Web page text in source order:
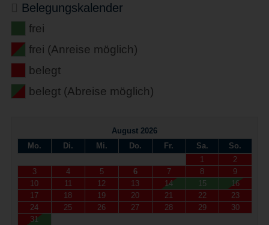
Belegungskalender
frei
frei (Anreise möglich)
belegt
belegt (Abreise möglich)
August 2026
Mo.
Di. Mi. Do. Fr. Sa.
So.
1
2
3
4 5 6 7 8
9
10
11 12 13 14 15
16
17
18 19 20 21 22
23
24
25 26 27 28 29
30
31